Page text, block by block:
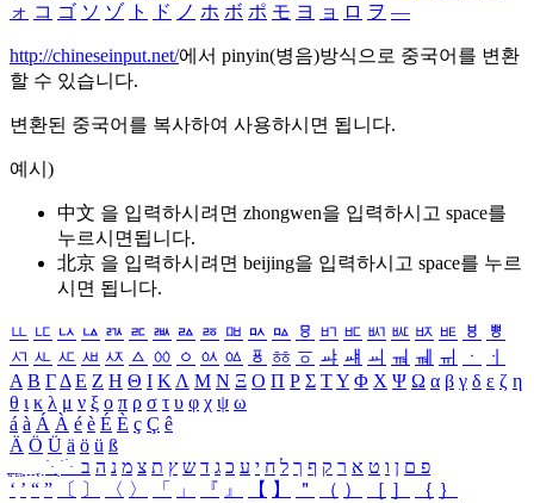
ォ コ ゴ ソ ゾ ト ド ノ ホ ボ ポ モ ヨ ョ ロ ヲ ―
http://chineseinput.net/에서 pinyin(병음)방식으로 중국어를 변환
할 수 있습니다.
변환된 중국어를 복사하여 사용하시면 됩니다.
예시)
中文 을 입력하시려면 zhongwen을 입력하시고 space를
누르시면됩니다.
北京 을 입력하시려면 beijing을 입력하시고 space를 누르
시면 됩니다.
ㅥ ㅦ ㅧ ㅨ ㅩ ㅪ ㅫ ㅬ ㅭ ㅮ ㅯ ㅰ ㅱ ㅲ ㅳ ㅴ ㅵ ㅶ ㅷ ㅸ
ㅹ
ㅺ ㅻ ㅼ ㅽ ㅾ ㅿ ㆀ ㆁ ㆂ ㆃ ㆄ ㆅ ㆆ ㆇ ㆈ ㆉ ㆊ ㆋ ㆌ ㆍ
ㆎ
Α Β ΓΔ Ε Ζ Η Θ Ι ΚΛ Μ Ν Ξ Ο Π Ρ Σ ΤΥ Φ Χ Ψ Ω α β γ δ ε ζ η
θ ι κ λ μ ν ξ ο π ρ σ τ υ φ χ ψ ω
á à Á À é è É È ç Ç ê
Ä Ö Ü ä ö ü ß
ִֶֹ ֻּ ׁׂ פ ם ן ו ט א ר ק ף ך ל ח י ע כ ג ד ש ץ ת צ מ נ ה ב
‘ ’ “ ” 〔 〕 〈 〉 「 」 『 』 【 】 ＂ （ ） ［ ］ ｛ ｝